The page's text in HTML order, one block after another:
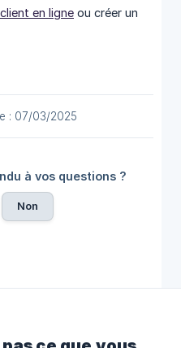
en ligne ou créer un
: 07/03/2025
à vos questions ?
Non